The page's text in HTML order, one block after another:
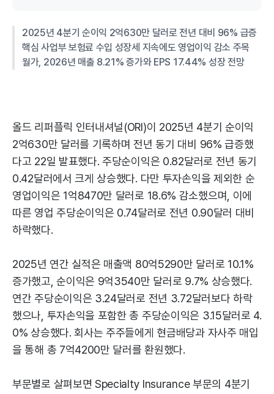
2025년 4분기 순이익 2억630만 달러로 전년 대비 96% 급증
핵심 사업부 보험료 수입 성장세 지속에도 영업이익 감소 주목
월가, 2026년 매출 8.21% 증가와 EPS 17.44% 성장 전망
올드 리퍼플릭 인터내셔널(ORI)이 2025년 4분기 순이익
2억630만 달러를 기록하며 전년 동기 대비 96% 급증했
다고 22일 발표했다. 주당순이익은 0.82달러로 전년 동기
0.42달러에서 크게 상승했다. 다만 투자손익을 제외한 순
영업이익은 1억8470만 달러로 18.6% 감소했으며, 이에
따른 영업 주당순이익은 0.74달러로 전년 0.90달러 대비
하락했다.
2025년 연간 실적은 매출액 80억5290만 달러로 10.1%
증가했고, 순이익은 9억3540만 달러로 9.7% 상승했다.
연간 주당순이익은 3.24달러로 전년 3.72달러보다 하락
했으나, 투자손익을 포함한 총 주당순이익은 3.15달러로 4.
0% 상승했다. 회사는 주주들에게 현금배당과 자사주 매입
을 통해 총 7억4200만 달러를 환원했다.
부문별로 살펴보면 Specialty Insurance 부문의 4분기